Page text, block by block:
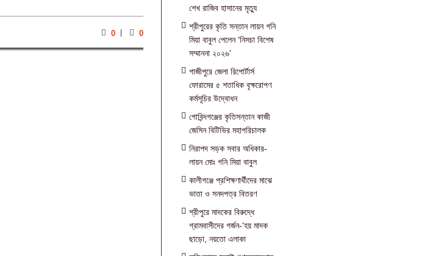
0 0
শেখ রাজিব হাসানের মৃত্যু
শ্রীপুরের কৃতি সন্তান লায়ন গনি
মিয়া বাবুল পেলেন ‘নিসচা বিশেষ
সম্মাননা ২০২৬’
গাজীপুরে জেলা রিপোর্টার্স
ফোরামের ৫ শতাধিক বৃক্ষরোপণ
কর্মসূচির উদ্বোধন
গোবিন্দগঞ্জের কৃতিসন্তান কাজী
জেসিন বিটিভির মহাপরিচালক
নিরাপদ সড়ক সবার অধিকার-
লায়ন মোঃ গনি মিয়া বাবুল
কালীগঞ্জে প্রশিক্ষণার্থীদের মাঝে
ভাতা ও সনদপত্র বিতরণ
শ্রীপুরে মাদকের বিরুদ্ধে
গ্রামবাসীদের গর্জন-‘হয় মাদক
ছাড়ো, নয়তো এলাকা